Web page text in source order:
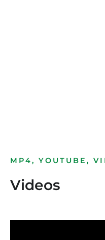
MP4, YOUTUBE,
Videos